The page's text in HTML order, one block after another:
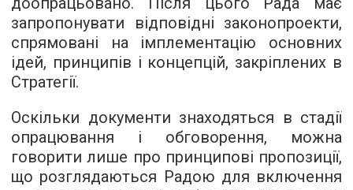
запропонувати відповідні законопроекти,
спрямовані на імплементацію основних
ідей, принципів і концепцій, закріплених в
Стратегії.
Оскільки документи знаходяться в стадії
опрацювання і обговорення, можна
говорити лише про принципові пропозиції,
що розглядаються Радою для включення